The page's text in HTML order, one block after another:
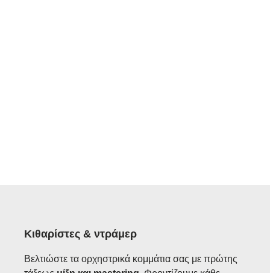
Κιθαρίστες & ντράμερ
Βελτιώστε τα ορχηστρικά κομμάτια σας με πρώτης